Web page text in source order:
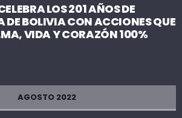
LOS 201 AÑOS DE
DE BOLIVIA CON ACCIONES QUE
VIDA Y CORAZÓN 100%
AGOSTO 2022